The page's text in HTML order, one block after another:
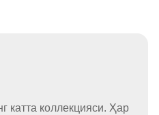
катта коллекцияси. Ҳар